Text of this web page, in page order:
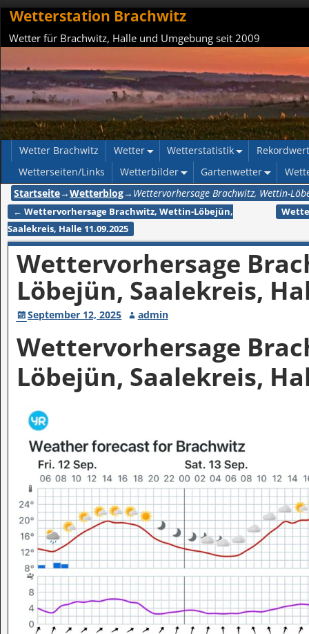
Wetterstation Brachwitz
Wetter für Brachwitz, Halle und Umgebung seit 2009
Wetter Brachwitz Wetter Wetterstatistik
Wetterseiten/Links
Wetterbilder Gartenwetter
Startseite→Wetterblog→ Wettervorhersage Brachwitz, Wettin-
Artikelnavigation
← Wettervorhersage Brachwitz, Wettin-Löbejün,
Saalekreis, Halle 11.09.2025
Wettervorhersage
Löbejün, Saalekreis,
September 12, 2025 admin
Wettervorhersage
Löbejün, Saalekreis,